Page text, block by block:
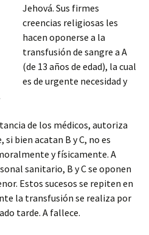
Jehová. Sus firmes
creencias religiosas les
hacen oponerse a la
transfusión de sangre a A
(de 13 años de edad), la cual
es de urgente necesidad y
de los médicos, autoriza
bien acatan B y C, no es
y físicamente. A
sanitario, B y C se oponen
Estos sucesos se repiten en
la transfusión se realiza por
tarde. A fallece.